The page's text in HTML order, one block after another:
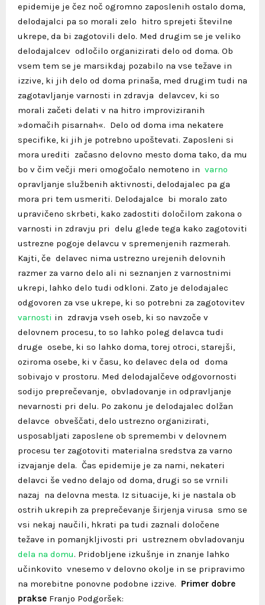
epidemije je čez noč ogromno zaposlenih ostalo doma,
delodajalci pa so morali zelo hitro sprejeti številne
ukrepe, da bi zagotovili delo. Med drugim se je veliko
delodajalcev odločilo organizirati delo od doma. Ob
vsem tem se je marsikdaj pozabilo na vse težave in
izzive, ki jih delo od doma prinaša, med drugim tudi na
zagotavljanje varnosti in zdravja delavcev, ki so
morali začeti delati v na hitro improviziranih
»domačih pisarnah«. Delo od doma ima nekatere
specifike, ki jih je potrebno upoštevati. Zaposleni si
mora urediti začasno delovno mesto doma tako, da mu
bo v čim večji meri omogočalo nemoteno in varno
opravljanje službenih aktivnosti, delodajalec pa ga
mora pri tem usmeriti. Delodajalce bi moralo zato
upravičeno skrbeti, kako zadostiti določilom zakona o
varnosti in zdravju pri delu glede tega kako zagotoviti
ustrezne pogoje delavcu v spremenjenih razmerah.
Kajti, če delavec nima ustrezno urejenih delovnih
razmer za varno delo ali ni seznanjen z varnostnimi
ukrepi, lahko delo tudi odkloni. Zato je delodajalec
odgovoren za vse ukrepe, ki so potrebni za zagotovitev
varnosti in zdravja vseh oseb, ki so navzoče v
delovnem procesu, to so lahko poleg delavca tudi
druge osebe, ki so lahko doma, torej otroci, starejši,
oziroma osebe, ki v času, ko delavec dela od doma
sobivajo v prostoru. Med delodajalčeve odgovornosti
sodijo preprečevanje, obvladovanje in odpravljanje
nevarnosti pri delu. Po zakonu je delodajalec dolžan
delavce obveščati, delo ustrezno organizirati,
usposabljati zaposlene ob spremembi v delovnem
procesu ter zagotoviti materialna sredstva za varno
izvajanje dela. Čas epidemije je za nami, nekateri
delavci še vedno delajo od doma, drugi so se vrnili
nazaj na delovna mesta. Iz situacije, ki je nastala ob
ostrih ukrepih za preprečevanje širjenja virusa smo se
vsi nekaj naučili, hkrati pa tudi zaznali določene
težave in pomanjkljivosti pri ustreznem obvladovanju
dela na domu. Pridobljene izkušnje in znanje lahko
učinkovito vnesemo v delovno okolje in se pripravimo
na morebitne ponovne podobne izzive. Primer dobre
prakse Franjo Podgoršek: